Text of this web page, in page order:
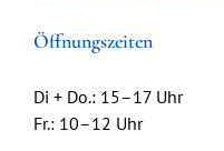
Öffnungszeiten
Di + Do.: 15–17 Uhr
Fr.: 10–12 Uhr